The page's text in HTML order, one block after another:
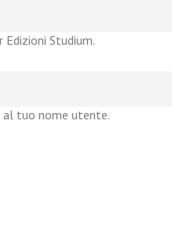
Studium.
al tuo nome utente.